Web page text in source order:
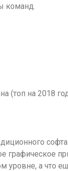
команд.
графическое
уровне, а что